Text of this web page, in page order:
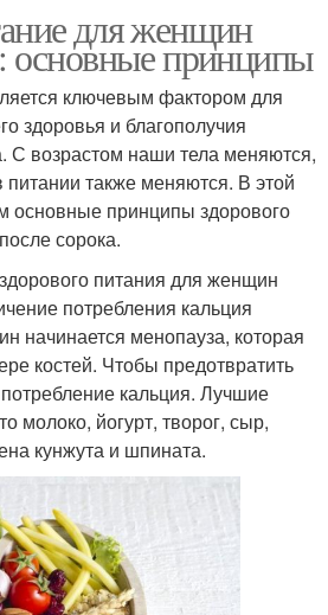
для женщин
основные принципы
ключевым фактором для
здоровья и благополучия
С возрастом наши тела меняются,
также меняются. В этой
основные принципы здорового
сорока.
питания для женщин
потребления кальция
начинается менопауза, которая
костей. Чтобы предотвратить
кальция. Лучшие
молоко, йогурт, творог, сыр,
кунжута и шпината.